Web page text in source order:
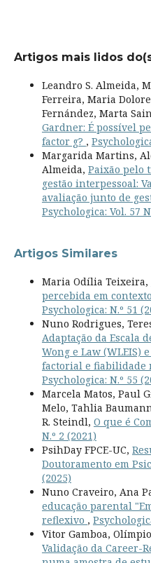
Artigos mais lidos
Leandro S. Almeida,
Ferreira, Maria
Fernández, Marta
Gardner: É possível
factor g? ,
Margarida Martins,
Almeida, Paixão pelo
gestão interpessoal:
avaliação junto de
Psychologica: Vol. 57
Artigos Similares
Maria Odília Teixeira,
percebida em
Psychologica: N.º 51
Nuno Rodrigues,
Adaptação da Escala
Wong e Law (WLEIS)
factorial e fiabilidade
Psychologica: N.º 55
Marcela Matos, Paul
Melo, Tahlia
R. Steindl, O que é
N.º 2 (2021)
PsihDay FPCE-UC,
Doutoramento em
(2025)
Nuno Craveiro, Ana
educação parental
reflexivo ,
Vitor Gamboa,
Validação da Career-